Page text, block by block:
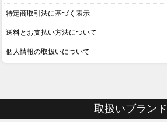
特定商取引法に基づく表示
送料とお支払い方法について
個人情報の取扱いについて
取扱いブランド